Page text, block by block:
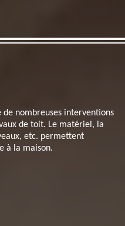
de nombreuses interventions
de toit. Le matériel, la
etc. permettent
à la maison.